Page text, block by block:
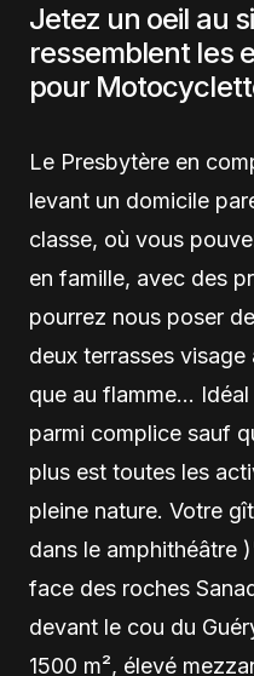
Jetez un oeil au
ressemblent les
pour
Le Presbytère en
levant un domicile
classe, où vous
en famille, avec des
pourrez nous poser
deux terrasses
que au flamme…
parmi complice sauf
plus est toutes les
pleine nature. Votre
dans le amphithéâtre
face des roches
devant le cou du
1500 m², élevé